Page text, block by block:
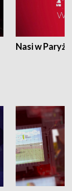
Nasi w Paryżu